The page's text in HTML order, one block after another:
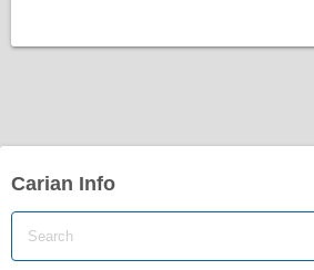
Carian Info